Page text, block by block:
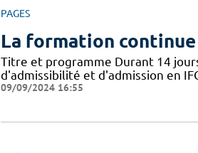
PAGES
La formation continue
Titre et programme Durant 14
d'admissibilité et d'admission en
09/09/2024 16:55